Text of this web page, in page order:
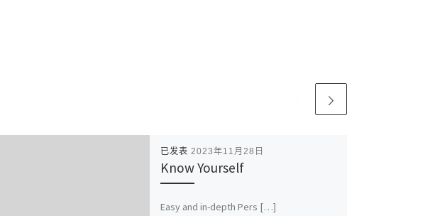
已发表 2023年11月28日
Know Yourself
Easy and in-depth Pers […]